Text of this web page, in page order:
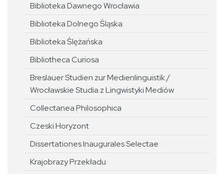
Biblioteka Dawnego Wrocławia
Biblioteka Dolnego Śląska
Biblioteka Ślężańska
Bibliotheca Curiosa
Breslauer Studien zur Medienlinguistik /
Wrocławskie Studia z Lingwistyki Mediów
Collectanea Philosophica
Czeski Horyzont
Dissertationes Inaugurales Selectae
Krajobrazy Przekładu